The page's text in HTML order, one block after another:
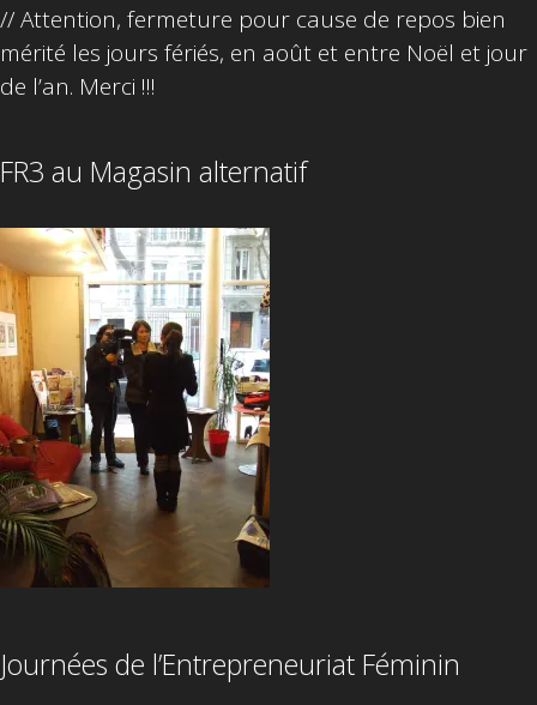
// Attention, fermeture pour cause de repos bien
mérité les jours fériés, en août et entre Noël et jour
de l’an. Merci !!!
FR3 au Magasin alternatif
Journées de l’Entrepreneuriat Féminin